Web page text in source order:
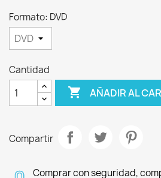
Formato: DVD
Cantidad
 AÑADIR AL
Compartir
Comprar con seguridad,